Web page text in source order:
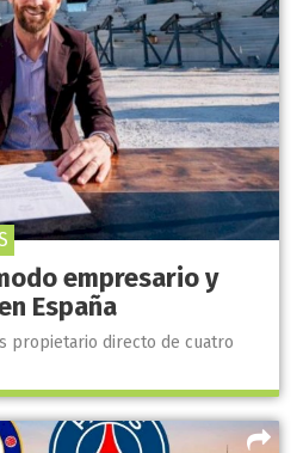
empresario y
España
propietario directo de cuatro